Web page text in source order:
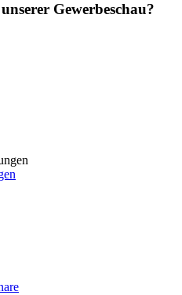
Gewerbeschau?